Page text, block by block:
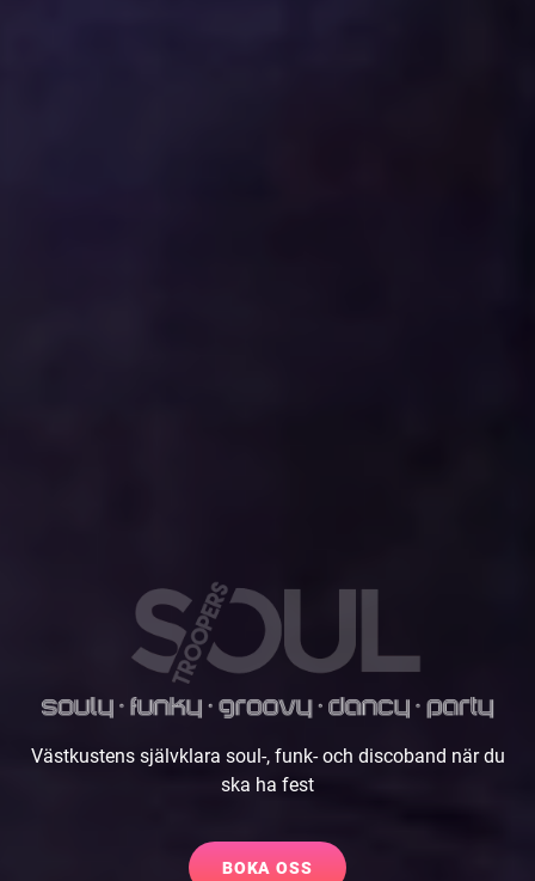
Västkustens självklara soul-, funk- och discoband när du
ska ha fest
BOKA OSS BOKA